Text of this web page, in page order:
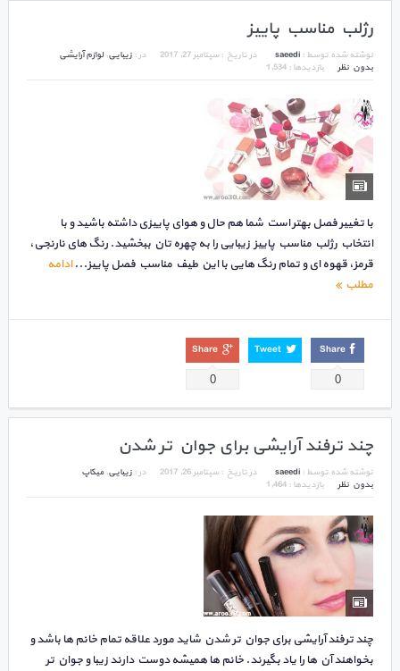
رژلب مناسب پاییز
نوشته شده توسط : saeedi در تاریخ : سپتامبر 27, 2017 در : زیبایی, لوازم آرایشی
بدون نظر
بازدیدها : 1,534
با تغییر فصل بهتر است شما هم حال و هوای پاییزی داشته باشید و با
انتخاب رژلب مناسب پاییز زیبایی را به چهره تان ببخشید. رنگ های نارنجی،
قرمز، قهوه ای و تمام رنگ هایی با این طیف مناسب فصل پاییز...ادامه
مطلب
Share
0
Tweet
Share
0
چند ترفند آرایشی برای جوان تر شدن
نوشته شده توسط : saeedi در تاریخ : سپتامبر 26, 2017 در : زیبایی,میکاپ
بدون نظر
بازدیدها : 1,464
چند ترفند آرایشی برای جوان تر شدن شاید مورد علاقه تمام خانم ها باشد و
بخواهند آن ها را یاد بگیرند. خانم ها همیشه دوست دارند زیبا و جوان تر